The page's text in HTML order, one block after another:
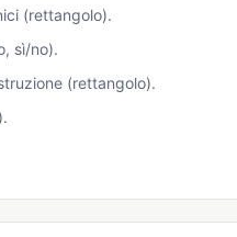
(rettangolo).
sì/no).
(rettangolo).